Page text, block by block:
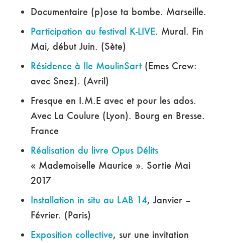
Documentaire (p)ose ta bombe. Marseille.
Participation au festival K-LIVE. Mural. Fin
Mai, début Juin. (Sète)
Résidence à Ile MoulinSart(Emes Crew:
avec Snez). (Avril)
Fresque en I.M.E avec et pour les ados.
Avec La Coulure (Lyon). Bourg en Bresse.
France
Réalisation du livre Opus Délits
« Mademoiselle Maurice ». Sortie Mai
2017
Installation in situ au LAB 14, Janvier –
Février. (Paris)
Exposition collective, sur une invitation